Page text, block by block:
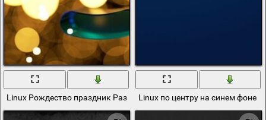
Linux Рождество праздник РазмытостьLinux по центру на синем фоне